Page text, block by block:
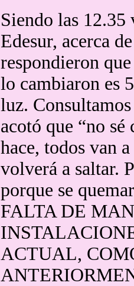
Siendo las
Edesur, acerca
respondieron
lo cambiaron es
luz.
acotó que “no
hace, todos van
volverá a saltar.
porque se
FALTA DE
ACTUAL,